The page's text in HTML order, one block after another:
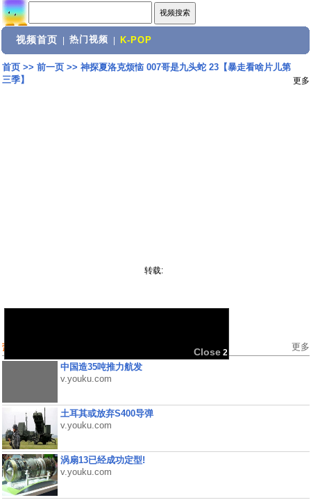
视频首页 热门视频 K-POP
首页>> 前一页>> 神探夏洛克烦恼 007哥是九头蛇 23【暴走看啥片儿第
三季】
更多
Close 2
转载:
热门视频 更多
中国造35吨推力航发
v.youku.com
土耳其或放弃S400导弹
v.youku.com
涡扇13已经成功定型!
v.youku.com